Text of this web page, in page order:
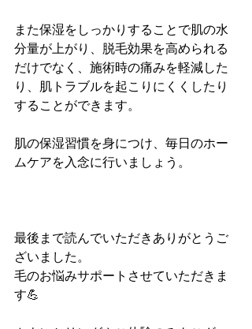
また保湿をしっかりすることで肌の水
分量が上がり、脱毛効果を高められる
だけでなく、施術時の痛みを軽減した
り、肌トラブルを起こりにくくしたり
することができます。
肌の保湿習慣を身につけ、毎日のホー
ムケアを入念に行いましょう。
最後まで読んでいただきありがとうご
ざいました。
毛のお悩みサポートさせていただきま
す💪